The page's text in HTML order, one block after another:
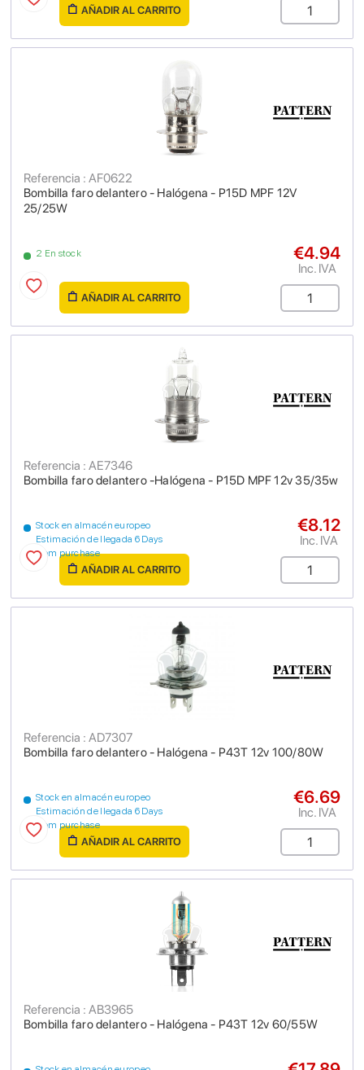
AÑADIR AL CARRITO
Bombilla faro delantero - Halógena - P15D MPF 12V
25/25W
Referencia : AF0622
2 En stock €4.94
Inc. IVA
AÑADIR AL CARRITO
Bombilla faro delantero -Halógena - P15D MPF 12v 35/35w
Referencia : AE7346
Stock en almacén europeo
Estimación de llegada 6 Days
from purchase
€8.12
Inc. IVA
AÑADIR AL CARRITO
Bombilla faro delantero - Halógena - P43T 12v 100/80W
Referencia : AD7307
Stock en almacén europeo
Estimación de llegada 6 Days
from purchase
€6.69
Inc. IVA
AÑADIR AL CARRITO
Bombilla faro delantero - Halógena - P43T 12v 60/55W
Referencia : AB3965